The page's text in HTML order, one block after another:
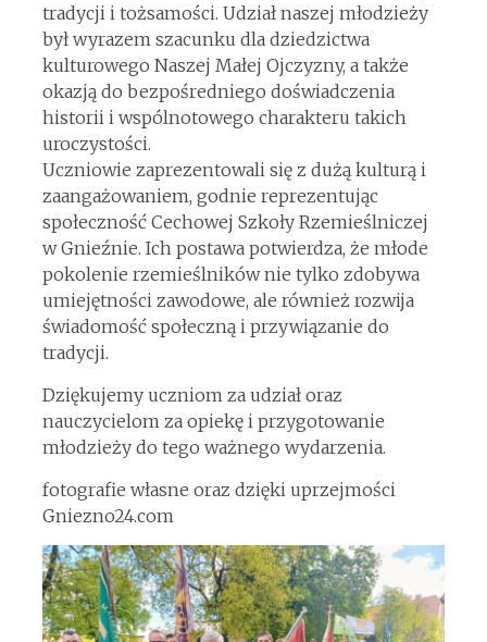
tradycji i tożsamości. Udział naszej młodzieży
był wyrazem szacunku dla dziedzictwa
kulturowego Naszej Małej Ojczyzny, a także
okazją do bezpośredniego doświadczenia
historii i wspólnotowego charakteru takich
uroczystości.
Uczniowie zaprezentowali się z dużą kulturą i
zaangażowaniem, godnie reprezentując
społeczność Cechowej Szkoły Rzemieślniczej
w Gnieźnie. Ich postawa potwierdza, że młode
pokolenie rzemieślników nie tylko zdobywa
umiejętności zawodowe, ale również rozwija
świadomość społeczną i przywiązanie do
tradycji.
Dziękujemy uczniom za udział oraz
nauczycielom za opiekę i przygotowanie
młodzieży do tego ważnego wydarzenia.
fotografie własne oraz dzięki uprzejmości
Gniezno24.com